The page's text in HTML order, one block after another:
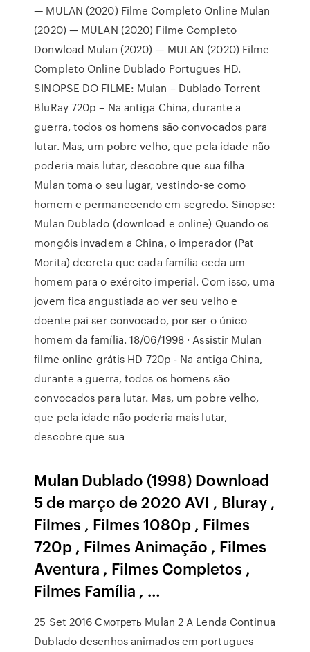
— MULAN (2020) Filme Completo Online ️Mulan
(2020) — MULAN (2020) Filme Completo
Donwload ️Mulan (2020) — MULAN (2020) Filme
Completo Online Dublado Portugues HD.
SINOPSE DO FILME: Mulan – Dublado Torrent
BluRay 720p – Na antiga China, durante a
guerra, todos os homens são convocados para
lutar. Mas, um pobre velho, que pela idade não
poderia mais lutar, descobre que sua filha
Mulan toma o seu lugar, vestindo-se como
homem e permanecendo em segredo. Sinopse:
Mulan Dublado (download e online) Quando os
mongóis invadem a China, o imperador (Pat
Morita) decreta que cada família ceda um
homem para o exército imperial. Com isso, uma
jovem fica angustiada ao ver seu velho e
doente pai ser convocado, por ser o único
homem da família. 18/06/1998 · Assistir Mulan
filme online grátis HD 720p - Na antiga China,
durante a guerra, todos os homens são
convocados para lutar. Mas, um pobre velho,
que pela idade não poderia mais lutar,
descobre que sua
Mulan Dublado (1998) Download
5 de março de 2020 AVI , Bluray ,
Filmes , Filmes 1080p , Filmes
720p , Filmes Animação , Filmes
Aventura , Filmes Completos ,
Filmes Família , …
25 Set 2016 Смотреть Mulan 2 A Lenda Continua
Dublado desenhos animados em portugues